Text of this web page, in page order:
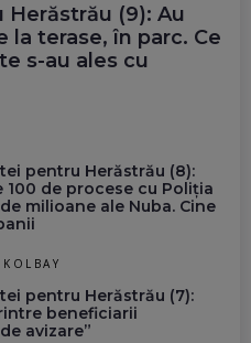
(9): Au
terase, în parc. Ce
s-au ales cu
pentru Herăstrău (8):
100 de procese cu Poliția
milioane ale Nuba. Cine
pentru Herăstrău (7):
beneficiarii
avizare”